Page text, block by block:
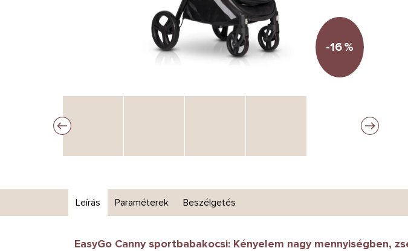
-16%
Leírás Paraméterek Beszélgetés
EasyGo Canny sportbabakocsi: Kényelem nagy mennyiségben,